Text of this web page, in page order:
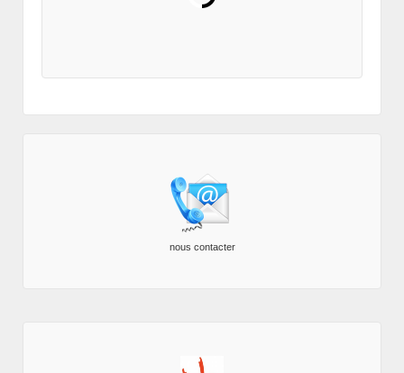
nous contacter